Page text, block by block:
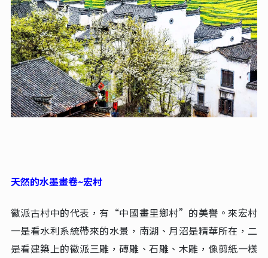
天然的水墨畫卷~宏村
徽派古村中的代表，有“中國畫里鄉村”的美譽。來宏村
一是看水利系統帶來的水景，南湖、月沼是精華所在，二
是看建築上的徽派三雕，磚雕、石雕、木雕，像剪紙一樣